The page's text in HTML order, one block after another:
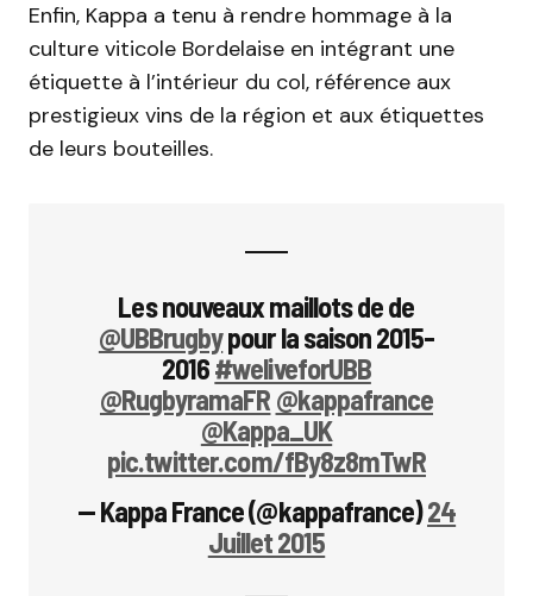
Enfin, Kappa a tenu à rendre hommage à la
culture viticole Bordelaise en intégrant une
étiquette à l’intérieur du col, référence aux
prestigieux vins de la région et aux étiquettes
de leurs bouteilles.
Les nouveaux maillots de de
@UBBrugbypour la saison 2015-
2016#weliveforUBB
@RugbyramaFR @kappafrance
@Kappa_UK
pic.twitter.com/fBy8z8mTwR
— Kappa France (@kappafrance)24
Juillet 2015